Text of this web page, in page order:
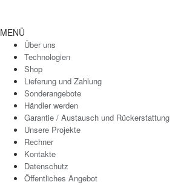
MENÜ
Über uns
Technologien
Shop
Lieferung und Zahlung
Sonderangebote
Händler werden
Garantie / Austausch und Rückerstattung
Unsere Projekte
Rechner
Kontakte
Datenschutz
Öffentliches Angebot